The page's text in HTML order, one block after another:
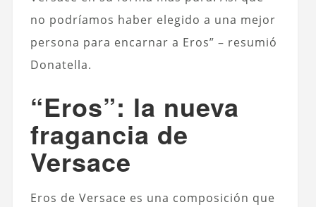
no podríamos haber elegido a una mejor
persona para encarnar a Eros” – resumió
Donatella.
“Eros”: la nueva
fragancia de
Versace
Eros de Versace es una composición que